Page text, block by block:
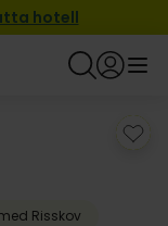
hotell
Risskov